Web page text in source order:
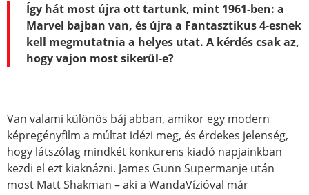
Így hát most újra ott tartunk, mint 1961-ben: a
Marvel bajban van, és újra a Fantasztikus 4-esnek
kell megmutatnia a helyes utat. A kérdés csak az,
hogy vajon most sikerül-e?
Van valami különös báj abban, amikor egy modern
képregényfilm a múltat idézi meg, és érdekes jelenség,
hogy látszólag mindkét konkurens kiadó napjainkban
kezdi el ezt kiaknázni. James Gunn Supermanje után
most Matt Shakman – aki a WandaVízióval már